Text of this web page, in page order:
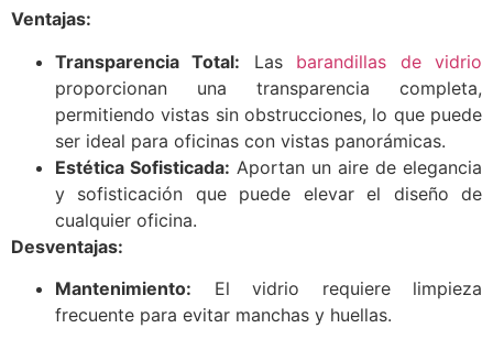
Ventajas:
Transparencia Total: Las barandillas de vidrio
proporcionan una transparencia completa,
permitiendo vistas sin obstrucciones, lo que puede
ser ideal para oficinas con vistas panorámicas.
Estética Sofisticada: Aportan un aire de elegancia
y sofisticación que puede elevar el diseño de
cualquier oficina.
Desventajas:
Mantenimiento: El vidrio requiere limpieza
frecuente para evitar manchas y huellas.